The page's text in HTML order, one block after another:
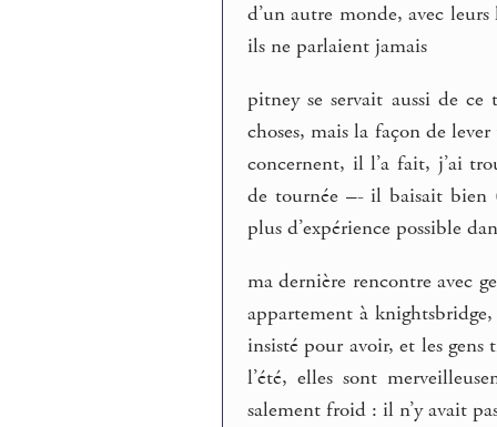
d’un autre monde, avec
ils ne parlaient jamais
pitney se servait aussi de
choses, mais la façon de
concernent, il l’a fait, j’ai
de tournée –- il baisait bien
plus d’expérience possible
ma dernière rencontre avec
appartement à
insisté pour avoir, et les gens
l’été, elles sont
salement froid : il n’y avait